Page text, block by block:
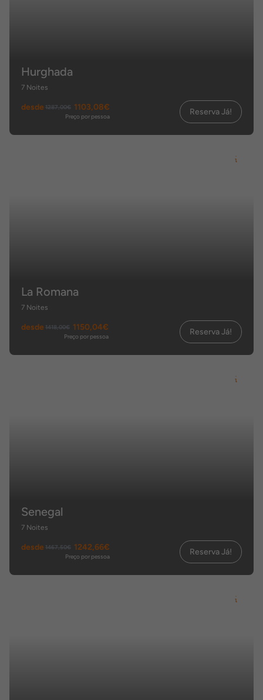
Hurghada
7 Noites
desde 1287,00€ 1103,08€
Preço por pessoa Reserva Já!
La Romana
7 Noites
desde 1418,00€ 1150,04€
Preço por pessoa Reserva Já!
Senegal
7 Noites
desde 1467,50€ 1242,66€
Preço por pessoa Reserva Já!